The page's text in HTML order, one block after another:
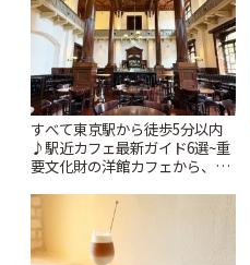
すべて東京駅から徒歩5分以内
♪駅近カフェ最新ガイド6選~重
要文化財の洋館カフェから、改
りっぷ